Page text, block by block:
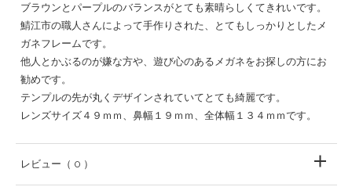
ブラウンとパープルのバランスがとても素晴らしくてきれいです。
鯖江市の職人さんによって手作りされた、とてもしっかりとしたメ
ガネフレームです。
他人とかぶるのが嫌な方や、遊び心のあるメガネをお探しの方にお
勧めです。
テンプルの先が丸くデザインされていてとても綺麗です。
レンズサイズ４９ｍｍ、鼻幅１９ｍｍ、全体幅１３４ｍｍです。
レビュー （ 0 ）